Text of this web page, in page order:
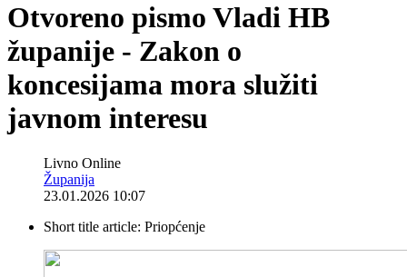
Otvoreno pismo Vladi HB
županije - Zakon o
koncesijama mora služiti
javnom interesu
Livno Online
Županija
23.01.2026 10:07
Short title article: Priopćenje